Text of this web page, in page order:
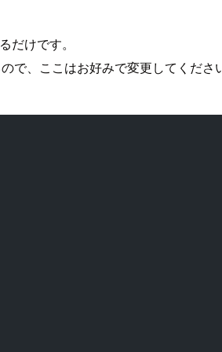
だけです。
で、ここはお好みで変更してくださ